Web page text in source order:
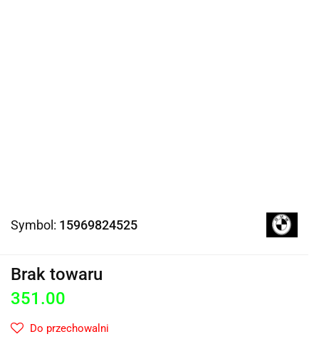
Symbol: 15969824525
Brak towaru
351.00
Do przechowalni